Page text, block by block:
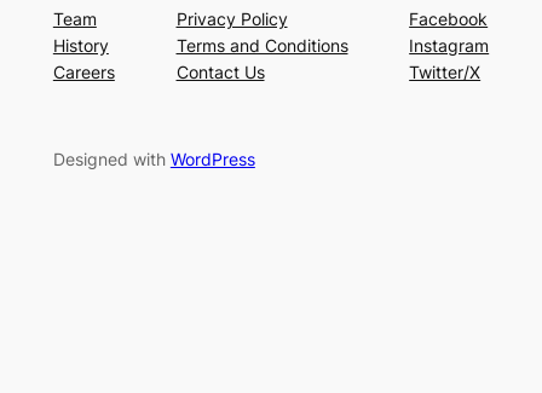
Team
History
Careers
Privacy Policy
Terms and Conditions
Contact Us
Facebook
Instagram
Twitter/X
Designed with WordPress